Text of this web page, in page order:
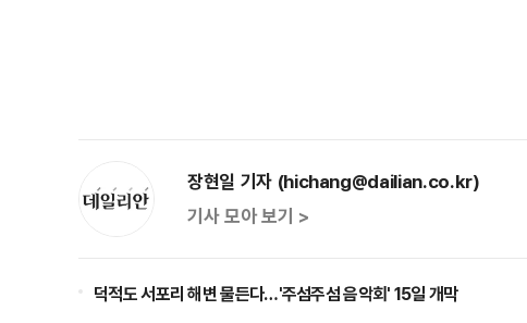
장현일 기자 (hichang@dailian.co.kr)
기사 모아 보기 >
덕적도 서포리 해변 물든다…'주섬주섬 음악회' 15일 개막